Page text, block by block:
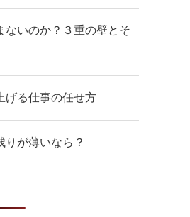
ないのか？３重の壁とそ
げる仕事の任せ方
りが薄いなら？